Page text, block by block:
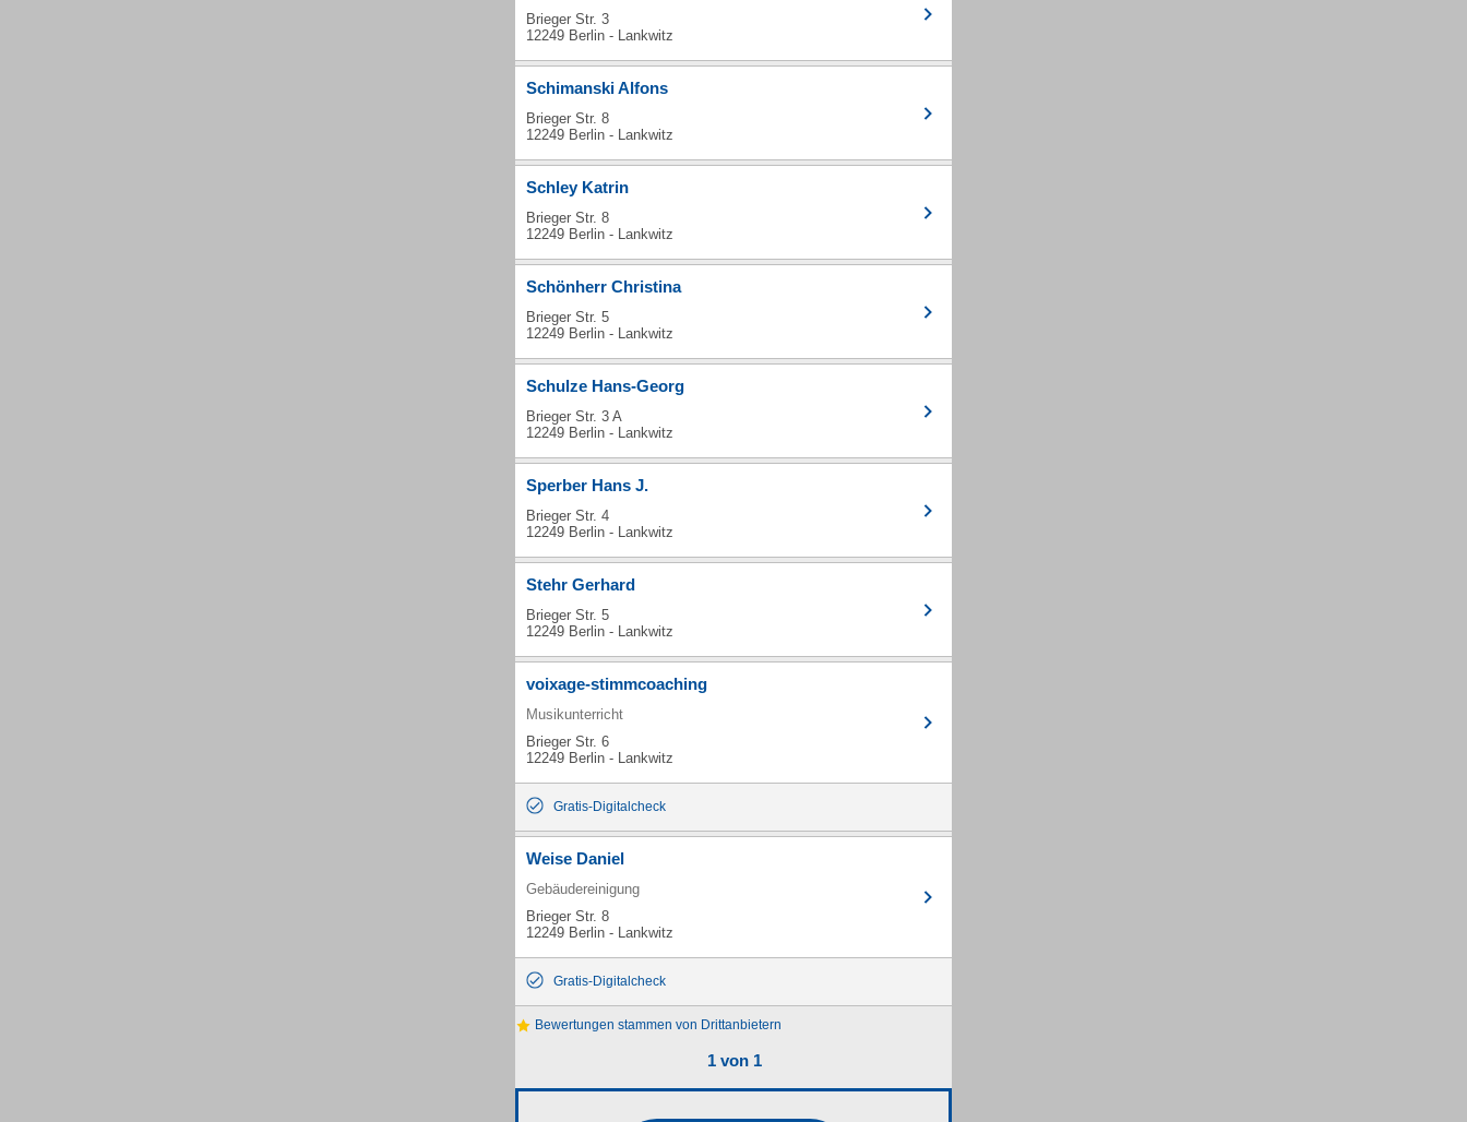
Brieger Str. 3
12249 Berlin - Lankwitz
Schimanski Alfons
Brieger Str. 8
12249 Berlin - Lankwitz
Schley Katrin
Brieger Str. 8
12249 Berlin - Lankwitz
Schönherr Christina
Brieger Str. 5
12249 Berlin - Lankwitz
Schulze Hans-Georg
Brieger Str. 3 A
12249 Berlin - Lankwitz
Sperber Hans J.
Brieger Str. 4
12249 Berlin - Lankwitz
Stehr Gerhard
Brieger Str. 5
12249 Berlin - Lankwitz
voixage-stimmcoaching
Musikunterricht
Brieger Str. 6
12249 Berlin - Lankwitz
Gratis-Digitalcheck
Weise Daniel
Gebäudereinigung
Brieger Str. 8
12249 Berlin - Lankwitz
Gratis-Digitalcheck
Bewertungen stammen von Drittanbietern
1 von 1